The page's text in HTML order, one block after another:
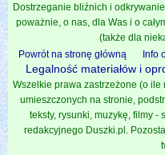
Dostrzeganie bliźnich i
poważnie, o nas, dla Was i o
(także dla
Powrót na stronę główną
Info
Legalność materiałów i
Wszelkie prawa zastrzeżone (o
umieszczonych na stronie,
teksty, rysunki, muzykę, filmy -
redakcyjnego Duszki.pl.